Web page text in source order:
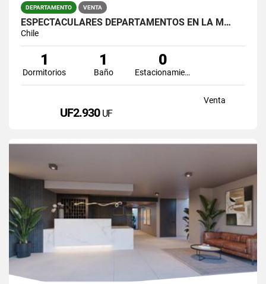
DEPARTAMENTO VENTA
ESPECTACULARES DEPARTAMENTOS EN LA M…
Chile
1
Dormitorios
1
Baño
0
Estacionamiento
Venta
UF2.930 UF